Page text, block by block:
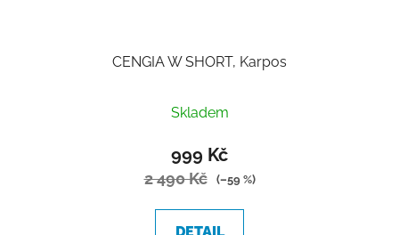
CENGIA W SHORT, Karpos
Skladem
999 Kč
2 490 Kč (–59 %)